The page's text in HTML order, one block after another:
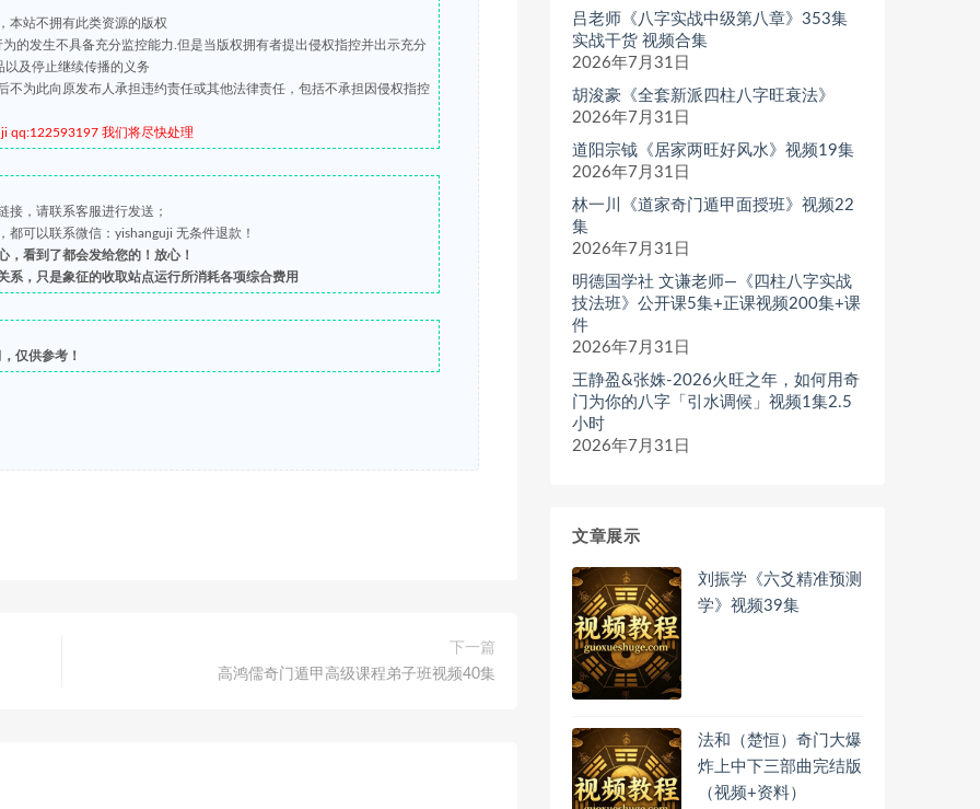
本站不拥有此类资源的版权
的发生不具备充分监控能力.但是当版权拥有者提出侵权指控并出示充分
及停止继续传播的义务
不为此向原发布人承担违约责任或其他法律责任，包括不承担因侵权指控
qq:122593197 我们将尽快处理
接，请联系客服进行发送；
可以联系微信：yishanguji 无条件退款！
，看到了都会发给您的！放心！
系，只是象征的收取站点运行所消耗各项综合费用
仅供参考！
下一篇
高鸿儒奇门遁甲高级课程弟子班视频40集
吕老师《八字实战中级第八章》353集
实战干货 视频合集
2026年7月31日
胡浚豪《全套新派四柱八字旺衰法》
2026年7月31日
道阳宗钺《居家两旺好风水》视频19集
2026年7月31日
林一川《道家奇门遁甲面授班》视频22
集
2026年7月31日
明德国学社 文谦老师—《四柱八字实战
技法班》公开课5集+正课视频200集+课
件
2026年7月31日
王静盈&张姝-2026火旺之年，如何用奇
门为你的八字「引水调候」视频1集2.5
小时
2026年7月31日
文章展示
刘振学《六爻精准预测
学》视频39集
法和（楚恒）奇门大爆
炸上中下三部曲完结版
（视频+资料）